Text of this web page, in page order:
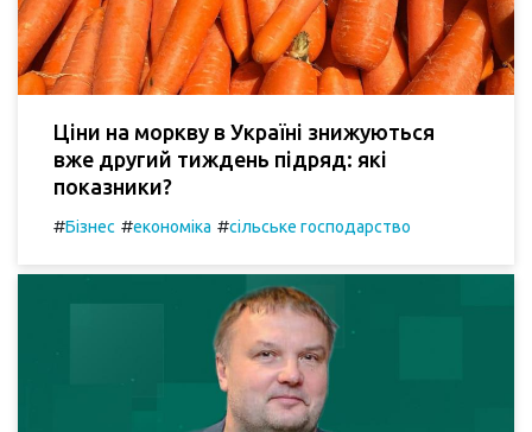
Ціни на моркву в Україні знижуються
вже другий тиждень підряд: які
показники?
#Бізнес #економіка #сільське господарство